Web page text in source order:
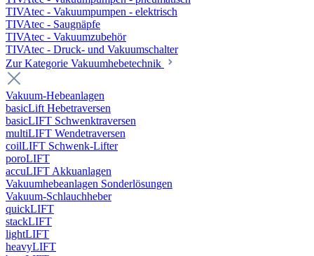
TIVAtec - Vakuumpumpen - elektrisch
TIVAtec - Saugnäpfe
TIVAtec - Vakuumzubehör
TIVAtec - Druck- und Vakuumschalter
Zur Kategorie Vakuumhebetechnik
Vakuum-Hebeanlagen
basicLift Hebetraversen
basicLIFT Schwenktraversen
multiLIFT Wendetraversen
coilLIFT Schwenk-Lifter
poroLIFT
accuLIFT Akkuanlagen
Vakuumhebeanlagen Sonderlösungen
Vakuum-Schlauchheber
quickLIFT
stackLIFT
lightLIFT
heavyLIFT